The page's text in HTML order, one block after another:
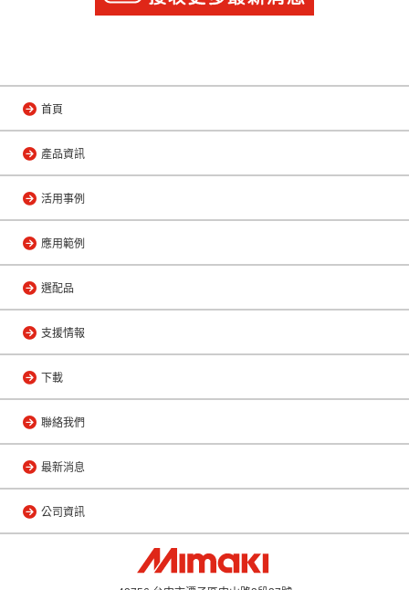
首頁
產品資訊
活用事例
應用範例
選配品
支援情報
下載
聯絡我們
最新消息
公司資訊